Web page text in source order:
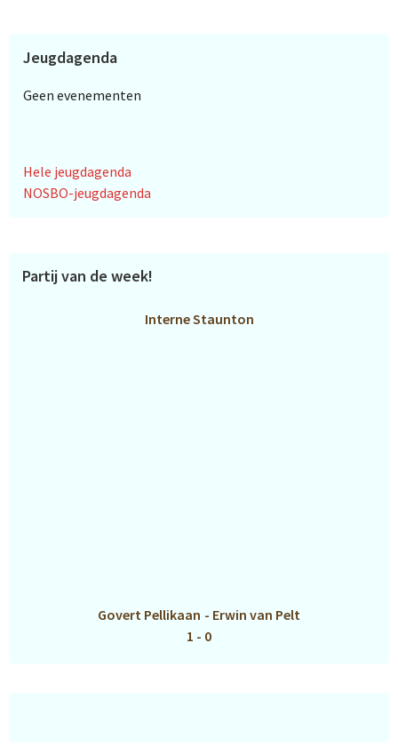
Jeugdagenda
Geen evenementen
Hele jeugdagenda
NOSBO-jeugdagenda
Partij van de week!
Interne Staunton
Govert Pellikaan - Erwin van Pelt
1 - 0